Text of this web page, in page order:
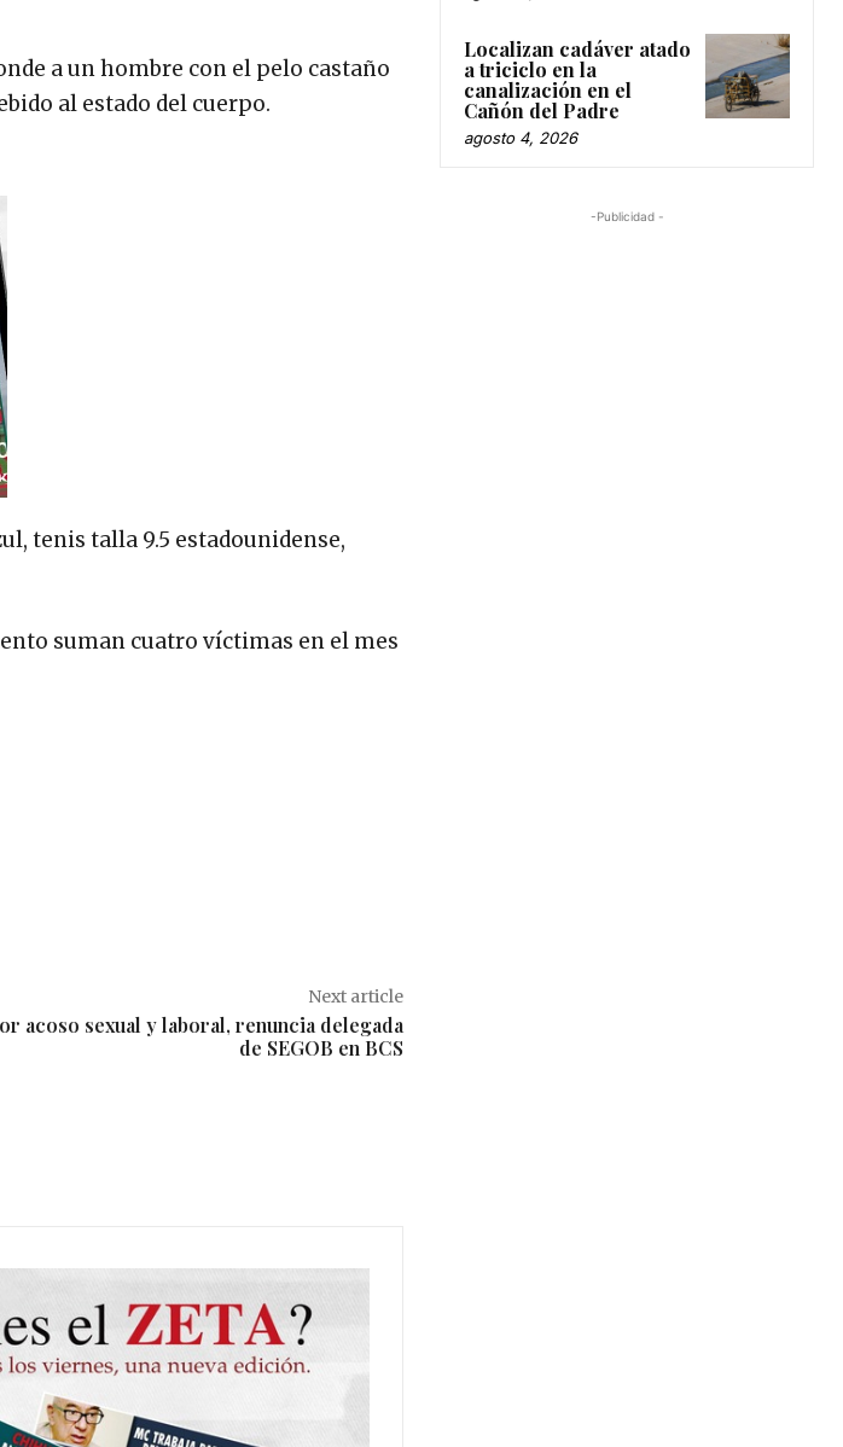
a un hombre con el pelo castaño
al estado del cuerpo.
tenis talla 9.5 estadounidense,
suman cuatro víctimas en el mes
Next article
acoso sexual y laboral, renuncia delegada
de SEGOB en BCS
Localizan cadáver atado
a triciclo en la
canalización en el
Cañón del Padre
agosto 4, 2026
-Publicidad -